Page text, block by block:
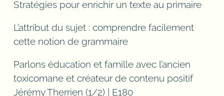
Stratégies pour enrichir un texte au primaire
L’attribut du sujet : comprendre facilement
cette notion de grammaire
Parlons éducation et famille avec l’ancien
toxicomane et créateur de contenu positif
Jérémy Therrien (1/2) | E180